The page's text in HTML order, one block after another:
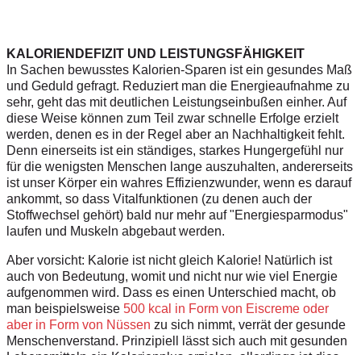
KALORIENDEFIZIT UND LEISTUNGSFÄHIGKEIT
In Sachen bewusstes Kalorien-Sparen ist ein gesundes Maß
und Geduld gefragt. Reduziert man die Energieaufnahme zu
sehr, geht das mit deutlichen Leistungseinbußen einher. Auf
diese Weise können zum Teil zwar schnelle Erfolge erzielt
werden, denen es in der Regel aber an Nachhaltigkeit fehlt.
Denn einerseits ist ein ständiges, starkes Hungergefühl nur
für die wenigsten Menschen lange auszuhalten, andererseits
ist unser Körper ein wahres Effizienzwunder, wenn es darauf
ankommt, so dass Vitalfunktionen (zu denen auch der
Stoffwechsel gehört) bald nur mehr auf "Energiesparmodus"
laufen und Muskeln abgebaut werden.
Aber vorsicht: Kalorie ist nicht gleich Kalorie! Natürlich ist
auch von Bedeutung, womit und nicht nur wie viel Energie
aufgenommen wird. Dass es einen Unterschied macht, ob
man beispielsweise 500 kcal in Form von Eiscreme oder
aber in Form von Nüssen zu sich nimmt, verrät der gesunde
Menschenverstand. Prinzipiell lässt sich auch mit gesunden